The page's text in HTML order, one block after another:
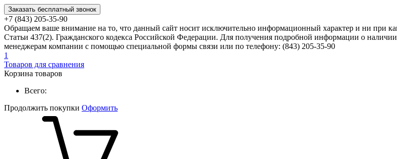
Заказать бесплатный звонок
+7 (843) 205-35-90
Обращаем ваше внимание на то, что данный сайт носит исключительно информационный характер и ни при
Статьи 437(2). Гражданского кодекса Российской Федерации. Для получения подробной информации о
менеджерам компании с помощью специальной формы связи или по телефону: (843) 205-35-90
1
Товаров для сравнения
Корзина товаров
Всего:
Продолжить покупки Оформить